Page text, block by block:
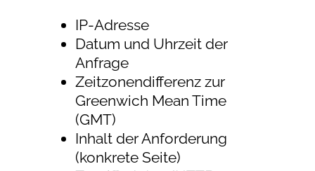
IP-Adresse
Datum und Uhrzeit der
Anfrage
Zeitzonendifferenz zur
Greenwich Mean Time
(GMT)
Inhalt der Anforderung
(konkrete Seite)